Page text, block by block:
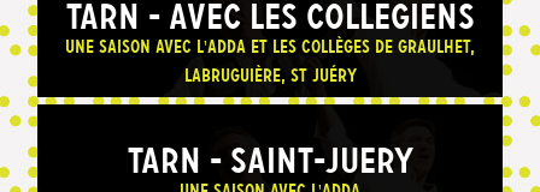
TARN - AVEC LES COLLEGIENS
Une saison avec l'ADDA et les collèges de Graulhet,
Labruguière, St Juéry
TARN - SAINT-JUERY